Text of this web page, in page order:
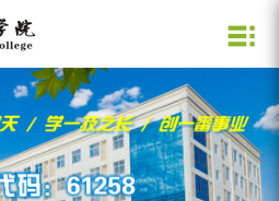
学院概况
学院领导
部门设置
招生信息
专业设置
通知公告
海棠要闻
媒体海棠
党政建设
团员在线
教学新闻
教学公告
学术研究
学工动态
学生服务
学生资助
就业
创业
校企合作
校长信箱
图 书 馆
规章制度